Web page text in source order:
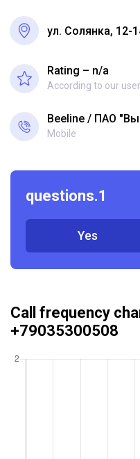
ул. Солянка, 12-
Rating – n/a
According to our
Beeline ПАО
Mobile
questions.1
Yes
Call frequency
+79035300508